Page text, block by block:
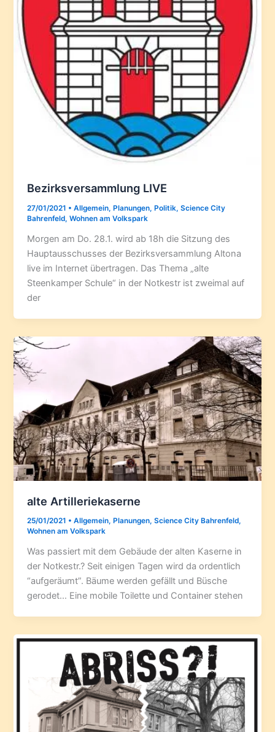
Bezirksversammlung LIVE
27/01/2021 •Allgemein, Planungen, Politik,Science City
Bahrenfeld,Wohnen am Volkspark
Morgen am Do. 28.1. wird ab 18h die Sitzung des
Hauptausschusses der Bezirksversammlung Altona
live im Internet übertragen. Das Thema „alte
Steenkamper Schule“ in der Notkestr ist zweimal auf
der
alte Artilleriekaserne
25/01/2021 •Allgemein, Planungen,Science City Bahrenfeld,
Wohnen am Volkspark
Was passiert mit dem Gebäude der alten Kaserne in
der Notkestr.? Seit einigen Tagen wird da ordentlich
“aufgeräumt”. Bäume werden gefällt und Büsche
gerodet… Eine mobile Toilette und Container stehen